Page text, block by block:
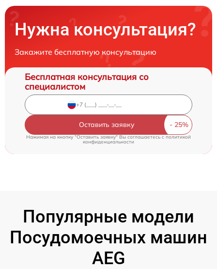
Нужна консультация?
Закажите бесплатную консультацию
Бесплатная консультация со
специалистом
Оставить заявку
Нажимая на кнопку "Оставить заявку" Вы соглашаетесь cполитикой
конфиденциальности
Популярные модели
Посудомоечных машин
AEG